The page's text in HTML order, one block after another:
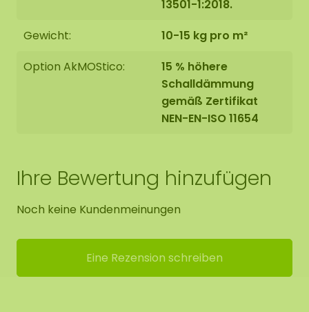
13501-1:2018.
Gewicht:
10-15 kg pro m²
Option AkMOStico:
15 % höhere
Schalldämmung
gemäß Zertifikat
NEN-EN-ISO 11654
Ihre Bewertung hinzufügen
Noch keine Kundenmeinungen
Eine Rezension schreiben